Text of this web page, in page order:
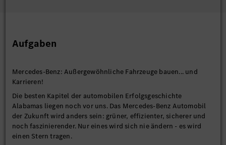
Aufgaben
Mercedes-Benz: Außergewöhnliche Fahrzeuge bauen... und
Karrieren!
Die besten Kapitel der automobilen Erfolgsgeschichte
Alabamas liegen noch vor uns. Das Mercedes-Benz Automobil
der Zukunft wird anders sein: grüner, effizienter, sicherer und
noch faszinierender. Nur eines wird sich nie ändern - es wird
einen Stern tragen.